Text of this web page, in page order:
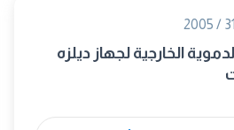
وصلات الدورة الدموية الخارجية لجهاز ديلزه